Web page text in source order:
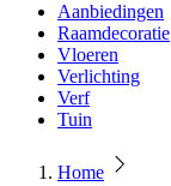
Aanbiedingen
Raamdecoratie
Vloeren
Verlichting
Verf
Tuin
Home